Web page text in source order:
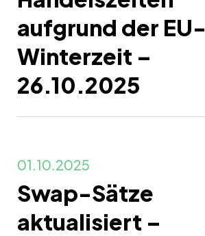
aufgrund der EU-
Winterzeit –
26.10.2025
01.10.2025
Swap-Sätze
aktualisiert –